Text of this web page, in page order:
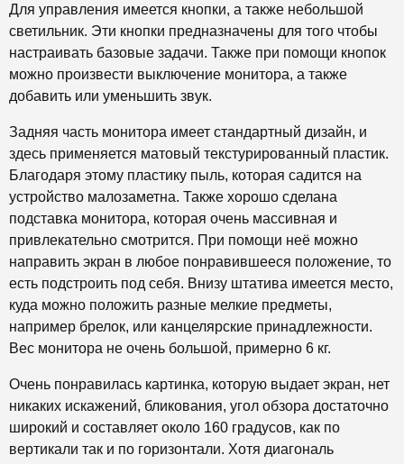
Для управления имеется кнопки, а также небольшой
светильник. Эти кнопки предназначены для того чтобы
настраивать базовые задачи. Также при помощи кнопок
можно произвести выключение монитора, а также
добавить или уменьшить звук.
Задняя часть монитора имеет стандартный дизайн, и
здесь применяется матовый текстурированный пластик.
Благодаря этому пластику пыль, которая садится на
устройство малозаметна. Также хорошо сделана
подставка монитора, которая очень массивная и
привлекательно смотрится. При помощи неё можно
направить экран в любое понравившееся положение, то
есть подстроить под себя. Внизу штатива имеется место,
куда можно положить разные мелкие предметы,
например брелок, или канцелярские принадлежности.
Вес монитора не очень большой, примерно 6 кг.
Очень понравилась картинка, которую выдает экран, нет
никаких искажений, бликования, угол обзора достаточно
широкий и составляет около 160 градусов, как по
вертикали так и по горизонтали. Хотя диагональ